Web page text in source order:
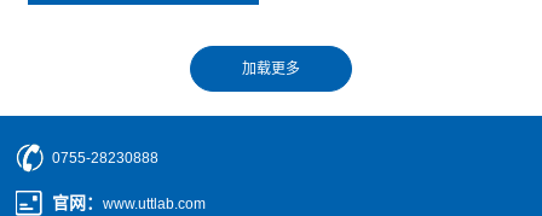
0755-28230888
官网 ：www.uttlab.com